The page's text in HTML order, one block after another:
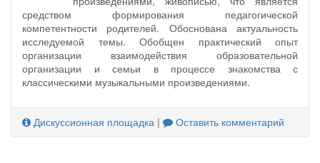
средством формирования педагогической
компетентности родителей. Обоснована актуальность
исследуемой темы. Обобщен практический опыт
организации взаимодействия образовательной
организации и семьи в процессе знакомства с
классическими музыкальными произведениями.
Дискуссионная площадка | Оставить комментарий